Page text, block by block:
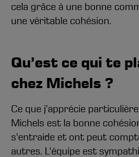
cela grâce à une bonne
une véritable cohésion.
Qu’est ce qui te
chez Michels ?
Ce que j’apprécie
Michels est la bonne
s’entraide et ont peut
autres. L’équipe est